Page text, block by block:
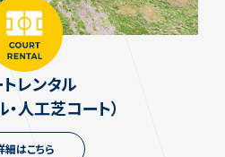
レンタル
・人工芝コート）
細はこちら